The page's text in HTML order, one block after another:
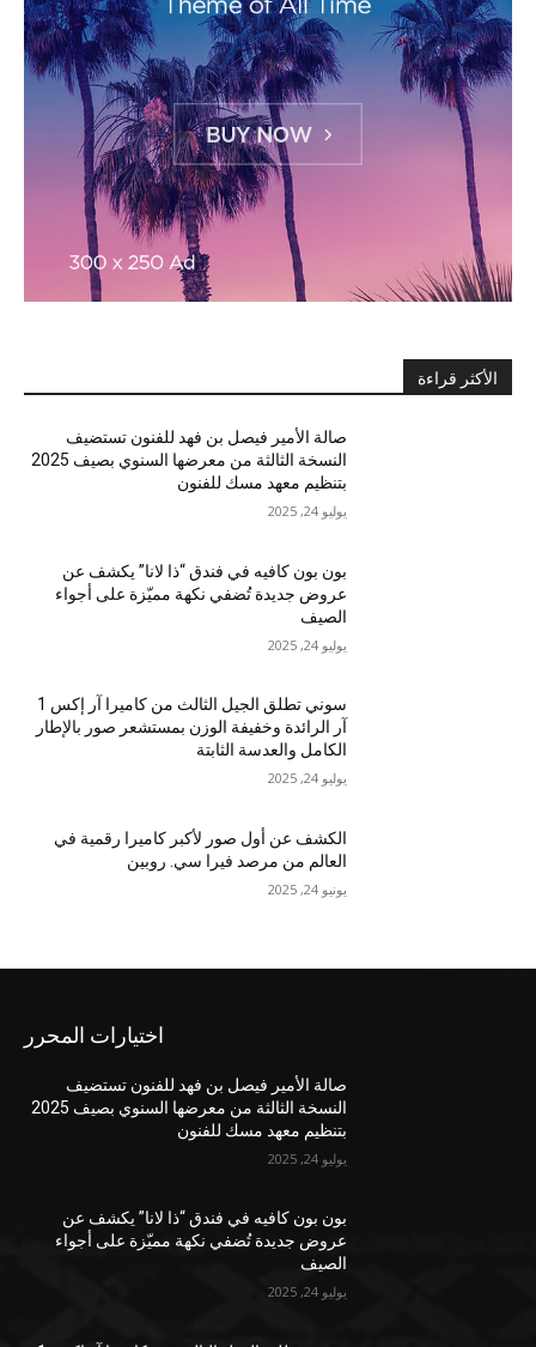
الأكثر قراءة
صالة الأمير فيصل بن فهد للفنون تستضيف
النسخة الثالثة من معرضها السنوي بصيف 2025
بتنظيم معهد مسك للفنون
يوليو 24, 2025
بون بون كافيه في فندق “ذا لانا” يكشف عن
عروض جديدة تُضفي نكهة مميّزة على أجواء
الصيف
يوليو 24, 2025
سوني تطلق الجيل الثالث من كاميرا آر إكس 1
آر الرائدة وخفيفة الوزن بمستشعر صور بالإطار
الكامل والعدسة الثابتة
يوليو 24, 2025
الكشف عن أول صور لأكبر كاميرا رقمية في
العالم من مرصد فيرا سي. روبين
يونيو 24, 2025
اختيارات المحرر
صالة الأمير فيصل بن فهد للفنون تستضيف
النسخة الثالثة من معرضها السنوي بصيف 2025
بتنظيم معهد مسك للفنون
يوليو 24, 2025
بون بون كافيه في فندق “ذا لانا” يكشف عن
عروض جديدة تُضفي نكهة مميّزة على أجواء
الصيف
يوليو 24, 2025